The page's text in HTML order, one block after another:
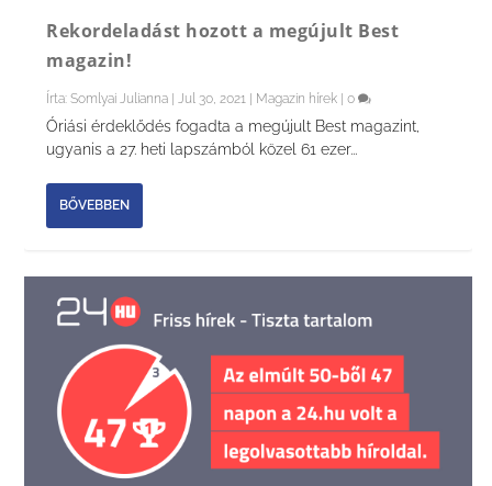
Rekordeladást hozott a megújult Best
magazin!
Írta:Somlyai Julianna |Jul 30, 2021 Magazin hírek |0
Óriási érdeklődés fogadta a megújult Best magazint,
ugyanis a 27. heti lapszámból közel 61 ezer...
BŐVEBBEN